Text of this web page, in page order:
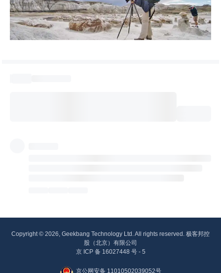
Copyright © 2026, Geekbang Technology Ltd. All rights reserved. 极客邦控
股（北京）有限公司
京 ICP 备 16027448 号 - 5
京公网安备 11010502039052号